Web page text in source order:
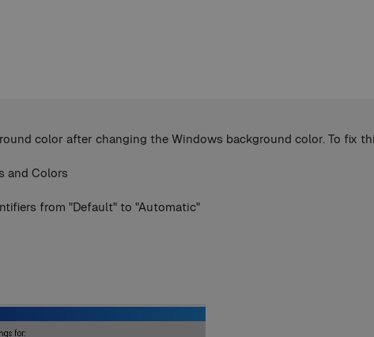
color after changing the Windows background color. To fix
and Colors
from "Default" to "Automatic"